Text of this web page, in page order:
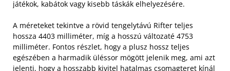
játékok, kabátok vagy kisebb táskák elhelyezésére.
A méreteket tekintve a rövid tengelytávú Rifter teljes
hossza 4403 milliméter, míg a hosszú változaté 4753
milliméter. Fontos részlet, hogy a plusz hossz teljes
egészében a harmadik üléssor mögött jelenik meg, ami azt
jelenti, hogy a hosszabb kivitel hatalmas csomagteret kínál